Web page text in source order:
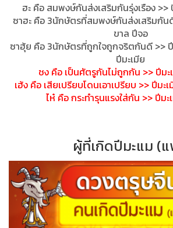
ฮะ คือ สมพงษ์กันส่งเสริมกันรุ่งเรอง >>
ซาฮะ คือ 3นักษัตรที่สมพงษ์กันส่งเสรมกัน
ขาล ปีจอ
ซาฮุ้ย คือ 3นักษัตรที่ถูกใจถูกจริตกันดี >>
ปีมะเมีย
ชง คือ เป็นศัตรูกันไม่ถูกกัน >> ปีม
เฮ้ง คือ เสียเปรียบโดนเอาเปรียบ >> ปีมะ
ไห๋ คือ กระทำรุนแรงใส่กัน >> ปีม
ผู้ที่เกิดปีมะแม (แ